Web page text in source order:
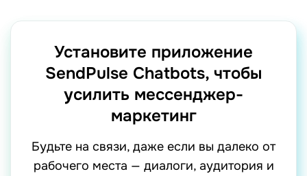
Установите приложение
SendPulse Chatbots, чтобы
усилить мессенджер-
маркетинг
Будьте на связи, даже если вы далеко от
рабочего места — диалоги, аудитория и